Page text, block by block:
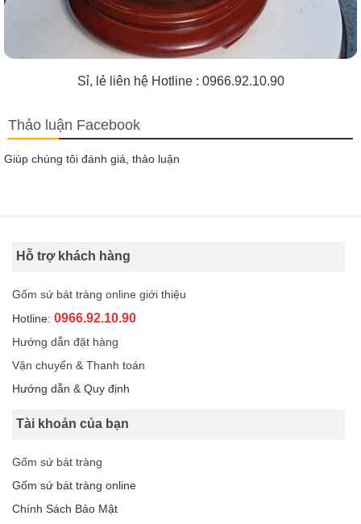
Sỉ, lẻ liên hệ Hotline : 0966.92.10.90
Thảo luận Facebook
Giúp chúng tôi đánh giá, thảo luận
Hỗ trợ khách hàng
Gốm sứ bát tràng online giới thiệu
Hotline: 0966.92.10.90
Hướng dẫn đặt hàng
Vận chuyển & Thanh toán
Hướng dẫn & Quy định
Tài khoản của bạn
Gốm sứ bát tràng
Gốm sứ bát tràng online
Chính Sách Bảo Mật